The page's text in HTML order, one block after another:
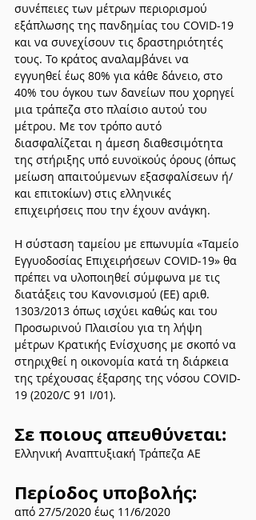
συνέπειες των μέτρων περιορισμού
εξάπλωσης της πανδημίας του COVID-19
και να συνεχίσουν τις δραστηριότητές
τους. Το κράτος αναλαμβάνει να
εγγυηθεί έως 80% για κάθε δάνειο, στο
40% του όγκου των δανείων που χορηγεί
μια τράπεζα στο πλαίσιο αυτού του
μέτρου. Με τον τρόπο αυτό
διασφαλίζεται η άμεση διαθεσιμότητα
της στήριξης υπό ευνοϊκούς όρους (όπως
μείωση απαιτούμενων εξασφαλίσεων ή/
και επιτοκίων) στις ελληνικές
επιχειρήσεις που την έχουν ανάγκη.
Η σύσταση ταμείου με επωνυμία «Ταμείο
Εγγυοδοσίας Επιχειρήσεων COVID-19» θα
πρέπει να υλοποιηθεί σύμφωνα με τις
διατάξεις του Κανονισμού (ΕΕ) αριθ.
1303/2013 όπως ισχύει καθώς και του
Προσωρινού Πλαισίου για τη λήψη
μέτρων Κρατικής Ενίσχυσης με σκοπό να
στηριχθεί η οικονομία κατά τη διάρκεια
της τρέχουσας έξαρσης της νόσου COVID-
19 (2020/C 91 I/01).
Σε ποιους απευθύνεται:
Ελληνική Αναπτυξιακή Τράπεζα ΑΕ
Περίοδος υποβολής:
από 27/5/2020 έως 11/6/2020